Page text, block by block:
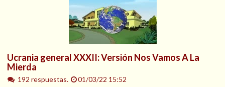
Ucrania general XXXII: Versión Nos Vamos A La
Mierda
192 respuestas.
01/03/22 15:52